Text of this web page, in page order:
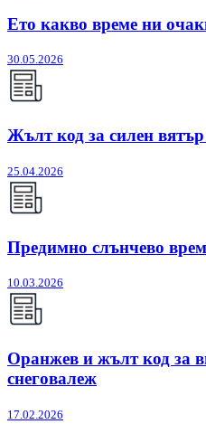
Ето какво време ни
30.05.2026
Жълт код за силен вятър
25.04.2026
Предимно слънчево
10.03.2026
Оранжев и жълт код за
снеговалеж
17.02.2026